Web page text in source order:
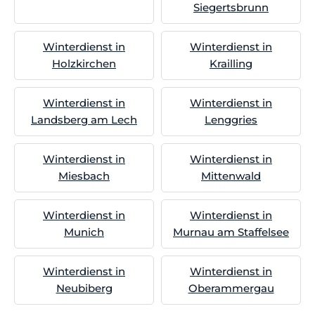
Siegertsbrunn
Winterdienst in
Holzkirchen
Winterdienst in
Krailling
Winterdienst in
Landsberg am Lech
Winterdienst in
Lenggries
Winterdienst in
Miesbach
Winterdienst in
Mittenwald
Winterdienst in
Munich
Winterdienst in
Murnau am Staffelsee
Winterdienst in
Neubiberg
Winterdienst in
Oberammergau